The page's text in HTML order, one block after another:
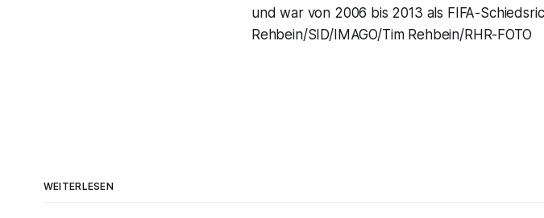
und war von 2006 bis 2013 als FIFA-
Rehbein/SID/IMAGO/Tim Rehbein/RHR-FOTO
WEITERLESEN